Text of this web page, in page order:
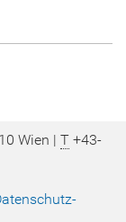
Wien | T +43-